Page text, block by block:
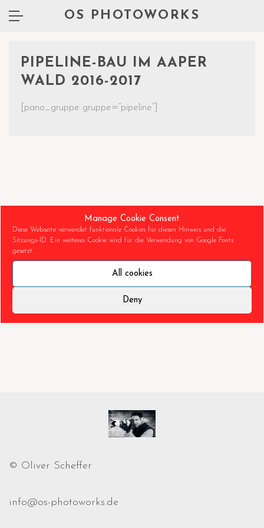
Manage Cookie Consent
Diese Webseite verwendet funktionale Cookies für diesen Hinweis und die
Sitzungs-ID. Ein weiteres Cookie wird für die Verwendung von Google Fonts
gesetzt.
All cookies
Deny
OS PHOTOWORKS
PIPELINE-BAU IM AAPER
WALD 2016-2017
[pano_gruppe gruppe=”pipeline”]
© Oliver Scheffer
info@os-photoworks.de